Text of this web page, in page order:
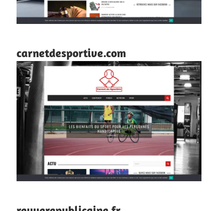
carnetdesportive.com